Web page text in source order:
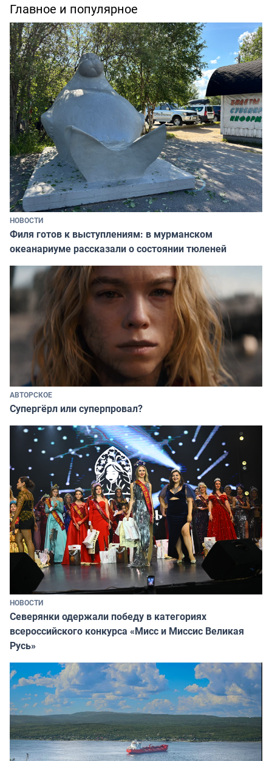
Главное и популярное
НОВОСТИ
Филя готов к выступлениям: в мурманском
океанариуме рассказали о состоянии тюленей
АВТОРСКОЕ
Супергёрл или суперпровал?
НОВОСТИ
Северянки одержали победу в категориях
всероссийского конкурса «Мисс и Миссис Великая
Русь»